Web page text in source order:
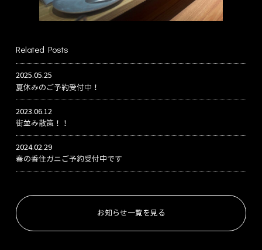
Related Posts
2025.05.25
夏休みのご予約受付中！
2023.06.12
街並み散策！！
2024.02.29
春の香住ガニご予約受付中です
お知らせ一覧を見る